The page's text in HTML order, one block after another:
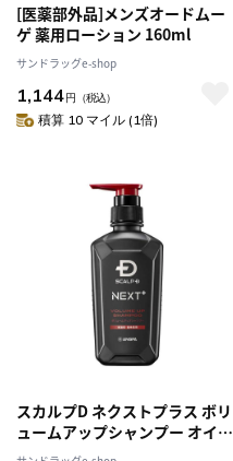
[医薬部外品]メンズオードムー
ゲ 薬用ローション 160ml
サンドラッグe-shop
1,144円 （税込）
積算 10 マイル (1倍)
スカルプD ネクストプラス ボリ
ュームアップシャンプー オイリ
ー[普通肌・脂性肌用] 350mL